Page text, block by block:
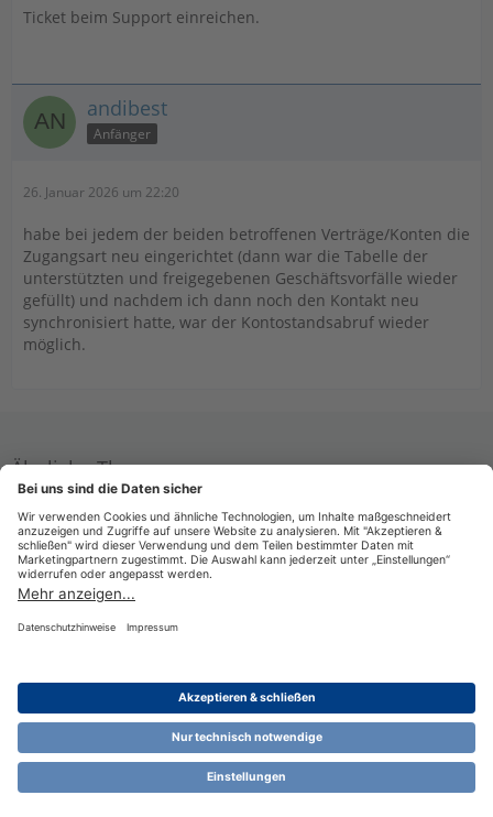
Ticket beim Support einreichen.
andibest
Anfänger
26. Januar 2026 um 22:20
habe bei jedem der beiden betroffenen Verträge/Konten die
Zugangsart neu eingerichtet (dann war die Tabelle der
unterstützten und freigegebenen Geschäftsvorfälle wieder
gefüllt) und nachdem ich dann noch den Kontakt neu
synchronisiert hatte, war der Kontostandsabruf wieder
möglich.
Ähnliche Themen
Schwäbisch Hall: Dieser Geschäftsvorfall wird für das
Konto nicht unterstützt
Tolden
5. Dezember 2025 um 09:04
Andere Banken über Screenparser (=PIN/TAN Web)
Nutzungsbestimmungen Cookie-Einstellungen
Community-Software:WoltLab Suite™ 6.1.13